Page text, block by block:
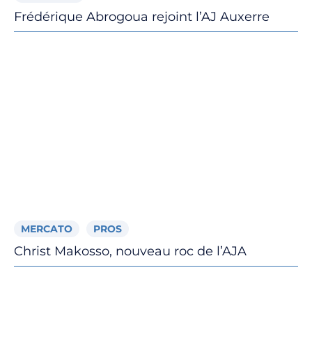
Billetterie
Frédérique Abrogoua rejoint l’AJ Auxerre
MERCATO PROS
Christ Makosso, nouveau roc de l’AJA